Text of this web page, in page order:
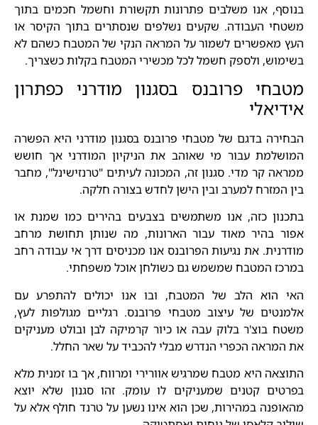
בנוסף, אנו משלבים פתרונות תקשורת וחשמל חכמים בתוך
משטחי העבודה. שקעים נשלפים שנסתרים בתוך הקיסר או
העץ מאפשרים לשמור על המראה הנקי של המטבח כשהם לא
בשימוש, ולספק חשמל לכל מכשירי המטבח בקלות כשצריך.
מטבחי פרובנס בסגנון מודרני כפתרון
אידיאלי
הבחירה בדגם של מטבחי פרובנס בסגנון מודרני היא הפשרה
המושלמת עבור מי שאוהב את הניקיון המודרני אך חושש
ממראה קר מדי. סגנון זה, המכונה לעיתים "טרנזישינל", מחבר
בין המזרח למערב ובין הישן לחדש בצורה חלקה.
בתכנון כזה, אנו משתמשים בצבעים בהירים כמו שמנת או
אפור בהיר מאוד עבור הארונות, מה שנותן תחושת מרחב
מודרנית. את נגיעות הפרובנס אנו מכניסים דרך אי עבודה רחב
במרכז המטבח שמשמש גם כשולחן אוכל משפחתי.
האי הוא הלב של המטבח, ובו אנו יכולים להתפרע עם
אלמנטים של עיצוב מטבחי פרובנס. רגליים מגולפות לעץ,
משטח בוצ'ר בלוק עבה או כיור קרמיקה לבן ובולט מעניקים
את המראה הכפרי הנדרש מבלי להכביד על שאר החלל.
התוצאה היא מטבח שמרגיש אוורירי ומרווח, אך בו זמנית מלא
בפרטים קטנים שמעניקים לו עומק. זהו סגנון שלא יוצא
מהאופנה במהירות, שכן הוא אינו נשען על טרנד חולף אלא על